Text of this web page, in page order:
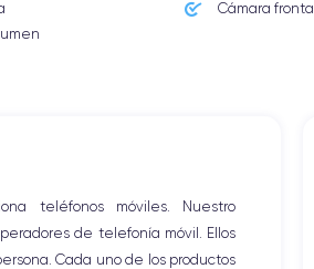
Cámara frontal
teléfonos móviles. Nuestro
de telefonía móvil. Ellos
Cada uno de los productos